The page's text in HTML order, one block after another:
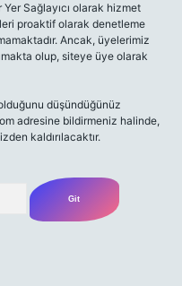
Sağlayıcı olarak hizmet
proaktif olarak denetleme
Ancak, üyelerimiz
olup, siteye üye olarak
düşündüğünüz
adresine bildirmeniz halinde,
kaldırılacaktır.